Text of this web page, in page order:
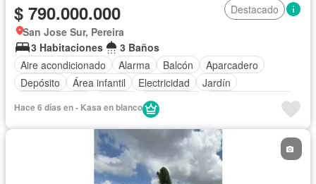
$ 790.000.000
Destacado
San Jose Sur, Pereira
3 Habitaciones
3 Baños
Aire acondicionado
Alarma Balcón
Aparcadero
Depósito
Área infantil Electricidad
Jardín
Gas natural
Vista panorámica
Cuarto de servicio
Hace 6 días en - Kasa en blanco